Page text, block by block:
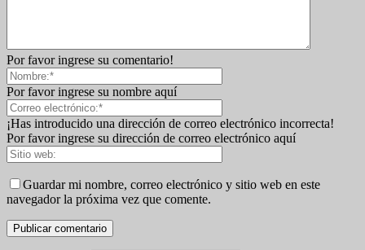
Por favor ingrese su comentario!
Por favor ingrese su nombre aquí
¡Has introducido una dirección de correo electrónico incorrecta!
Por favor ingrese su dirección de correo electrónico aquí
Guardar mi nombre, correo electrónico y sitio web en este
navegador la próxima vez que comente.